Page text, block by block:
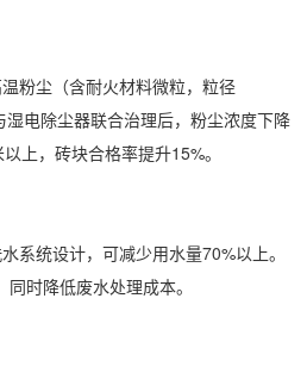
粉尘（含耐火材料微粒，粒径
电除尘器联合治理后，粉尘浓度下降
上，砖块合格率提升15%。
系统设计，可减少用水量70%以上。
时降低废水处理成本。